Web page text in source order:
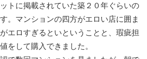
トに掲載されていた築２０年ぐらいの
。マンションの四方がエロい店に囲ま
エロすぎるといということと、瑕疵担
をして購入できました。